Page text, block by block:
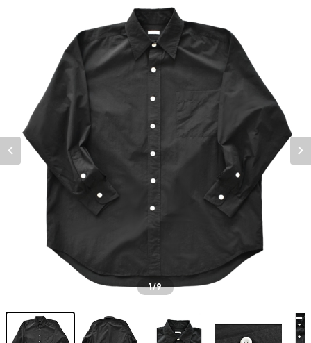
1/9